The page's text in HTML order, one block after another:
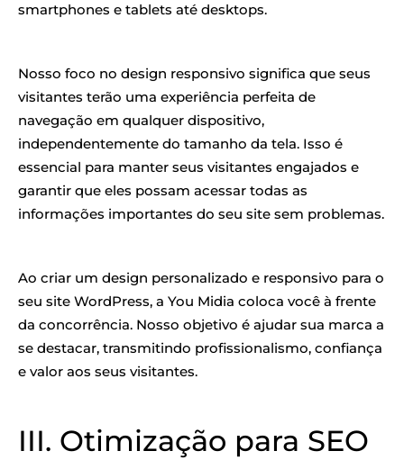
smartphones e tablets até desktops.
Nosso foco no design responsivo significa que seus
visitantes terão uma experiência perfeita de
navegação em qualquer dispositivo,
independentemente do tamanho da tela. Isso é
essencial para manter seus visitantes engajados e
garantir que eles possam acessar todas as
informações importantes do seu site sem problemas.
Ao criar um design personalizado e responsivo para o
seu site WordPress, a You Midia coloca você à frente
da concorrência. Nosso objetivo é ajudar sua marca a
se destacar, transmitindo profissionalismo, confiança
e valor aos seus visitantes.
III. Otimização para SEO